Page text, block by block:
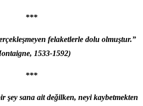
***
felaketlerle dolu olmuştur.”
1533-1592)
***
şey sana ait değilken, neyi kaybetmekten